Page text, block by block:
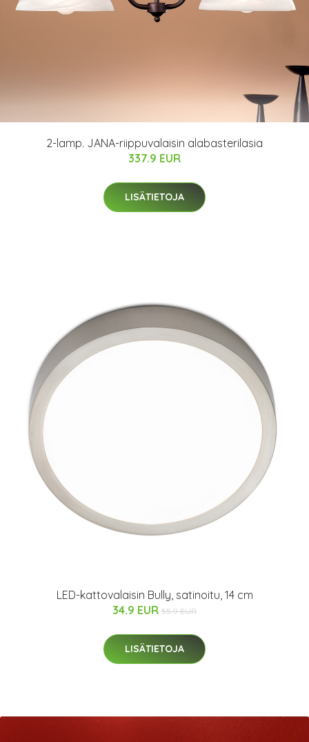
2-lamp. JANA-riippuvalaisin alabasterilasia
337.9 EUR
LISÄTIETOJA
LED-kattovalaisin Bully, satinoitu, 14 cm
34.9 EUR 55.9 EUR
LISÄTIETOJA